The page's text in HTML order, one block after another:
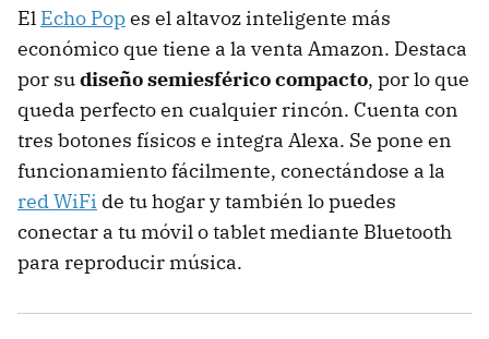
El Echo Popes el altavoz inteligente más
económico que tiene a la venta Amazon. Destaca
por sudiseño semiesférico compacto, por lo que
queda perfecto en cualquier rincón. Cuenta con
tres botones físicos e integra Alexa. Se pone en
funcionamiento fácilmente, conectándose a la
red WiFi de tu hogar y también lo puedes
conectar a tu móvil o tablet mediante Bluetooth
para reproducir música.